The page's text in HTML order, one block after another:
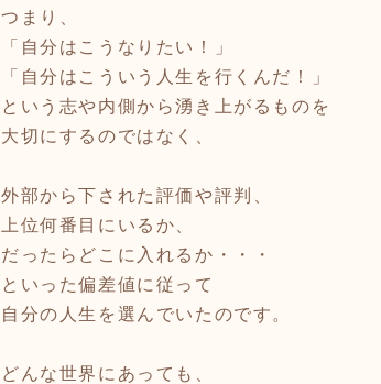
つまり、
「自分はこうなりたい！」
「自分はこういう人生を行くんだ！」
という志や内側から湧き上がるものを
大切にするのではなく、
外部から下された評価や評判、
上位何番目にいるか、
だったらどこに入れるか・・・
といった偏差値に従って
自分の人生を選んでいたのです。
どんな世界にあっても、